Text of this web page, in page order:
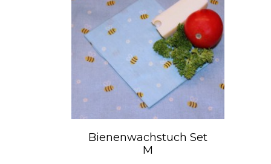
Vorschau
Bienenwachstuch Set
M